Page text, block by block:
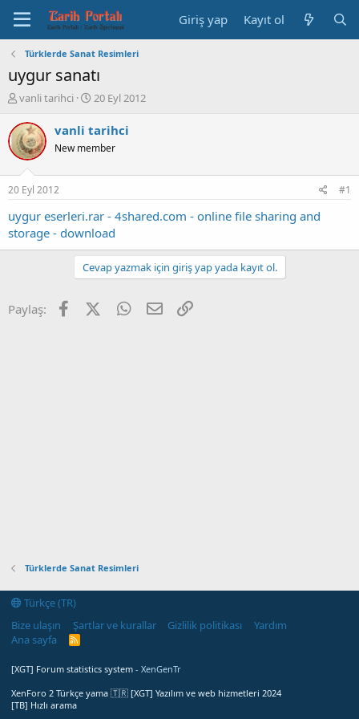
Giriş yap Kayıt ol
Türklerde Sanat Resimleri
uygur sanatı
K
n
b
u
u
b
a
ş
l
vanli tarihci
B
ş
a
ç
t
a
r
i
20 Eyl 2012
vanli tarihci
New member
20 Eyl 2012 #1
uygur eserleri.rar - 4shared.com - online file sharing and
storage - download
Cevap yazmak için giriş yap yada kayıt ol.
Paylaş: FacebookX (Twitter)WhatsApp
E-posta
Türklerde Sanat Resimleri
Türkçe (TR)
Bize ulaşın
Şartlar ve kurallar Gizlilik politikası
Yardım
Ana sayfa
R
[XGT] Forum statistics system - XenGenTr
XenForo 2 Türkçe yama 🇹🇷 [XGT] Yazılım ve web hizmetleri 2024
[TB] Hızlı arama